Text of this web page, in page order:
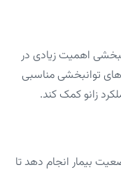
اهمیت زیادی در
توانبخشی مناسبی
زانو کمک کند.
بیمار انجام دهد تا